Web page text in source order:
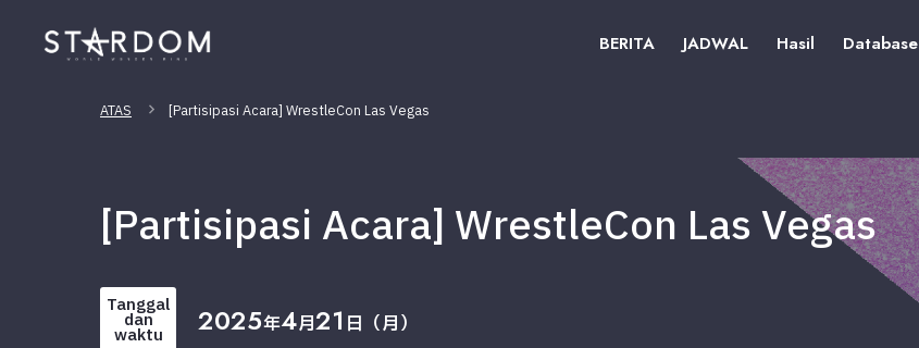
BERITA JADWAL Hasil Database
ATAS [Partisipasi Acara] WrestleCon Las Vegas
[Partisipasi Acara] WrestleCon Las Vegas
Tanggal
dan
waktu 2025年4月21 日（月）